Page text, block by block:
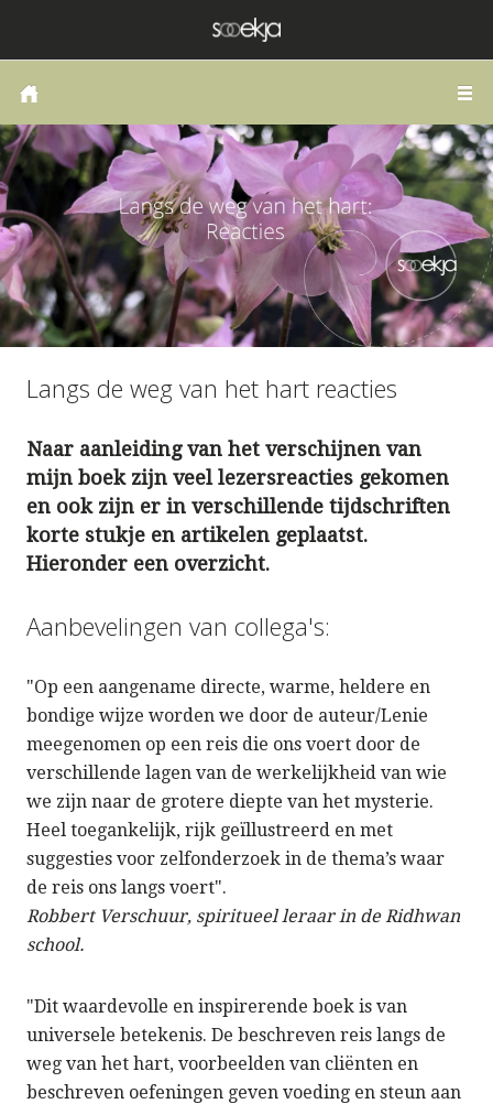
COACHING OF THERAPIE
LANGS DE WEG VAN HET HART
PUBLICATIES
SCHRIJVEN
ZELFONDERZOEK
Langs de weg van het hart reacties
Naar aanleiding van het verschijnen van
mijn boek zijn veel lezersreacties gekomen
en ook zijn er in verschillende tijdschriften
korte stukje en artikelen geplaatst.
Hieronder een overzicht.
Aanbevelingen van collega's:
"Op een aangename directe, warme, heldere en
bondige wijze worden we door de auteur/Lenie
meegenomen op een reis die ons voert door de
verschillende lagen van de werkelijkheid van wie
we zijn naar de grotere diepte van het mysterie.
Heel toegankelijk, rijk geïllustreerd en met
suggesties voor zelfonderzoek in de thema’s waar
de reis ons langs voert".
Robbert Verschuur, spiritueel leraar in de Ridhwan
school.
"Dit waardevolle en inspirerende boek is van
universele betekenis. De beschreven reis langs de
weg van het hart, voorbeelden van cliënten en
beschreven oefeningen geven voeding en steun aan